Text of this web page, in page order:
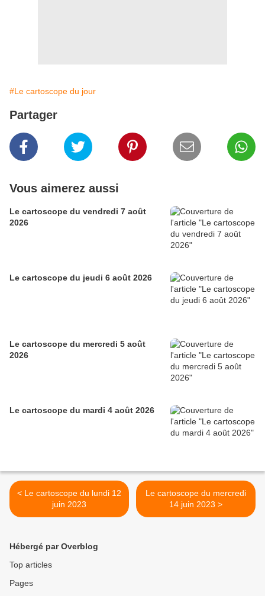
#Le cartoscope du jour
Partager
Vous aimerez aussi
Le cartoscope du vendredi 7 août
2026
Le cartoscope du jeudi 6 août 2026
Le cartoscope du mercredi 5 août
2026
Le cartoscope du mardi 4 août 2026
< Le cartoscope du lundi 12
juin 2023
Le cartoscope du mercredi
14 juin 2023 >
Hébergé par Overblog
Top articles
Pages